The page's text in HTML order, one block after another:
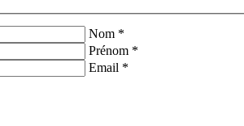
Nom *
Prénom *
Email *